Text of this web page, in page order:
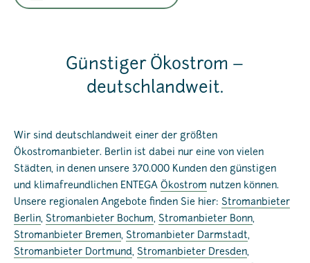
Günstiger Ökostrom –
deutschlandweit.
Wir sind deutschlandweit einer der größten
Ökostromanbieter. Berlin ist dabei nur eine von vielen
Städten, in denen unsere 370.000 Kunden den günstigen
und klimafreundlichen ENTEGA Ökostrom nutzen können.
Unsere regionalen Angebote finden Sie hier: Stromanbieter
Berlin, Stromanbieter Bochum, Stromanbieter Bonn,
Stromanbieter Bremen, Stromanbieter Darmstadt,
Stromanbieter Dortmund, Stromanbieter Dresden,